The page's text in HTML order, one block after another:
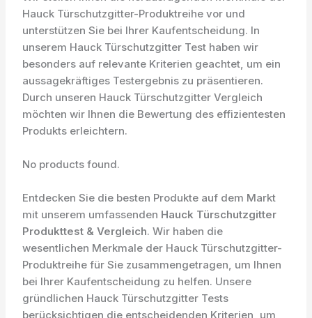
Hauck Türschutzgitter-Produktreihe vor und
unterstützen Sie bei Ihrer Kaufentscheidung. In
unserem Hauck Türschutzgitter Test haben wir
besonders auf relevante Kriterien geachtet, um ein
aussagekräftiges Testergebnis zu präsentieren.
Durch unseren Hauck Türschutzgitter Vergleich
möchten wir Ihnen die Bewertung des effizientesten
Produkts erleichtern.
No products found.
Entdecken Sie die besten Produkte auf dem Markt
mit unserem umfassenden Hauck Türschutzgitter
Produkttest & Vergleich. Wir haben die
wesentlichen Merkmale der Hauck Türschutzgitter-
Produktreihe für Sie zusammengetragen, um Ihnen
bei Ihrer Kaufentscheidung zu helfen. Unsere
gründlichen Hauck Türschutzgitter Tests
berücksichtigen die entscheidenden Kriterien, um